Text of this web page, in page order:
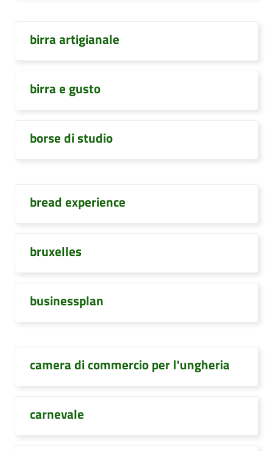
birra artigianale
birra e gusto
borse di studio
bread experience
bruxelles
businessplan
camera di commercio per l'ungheria
carnevale